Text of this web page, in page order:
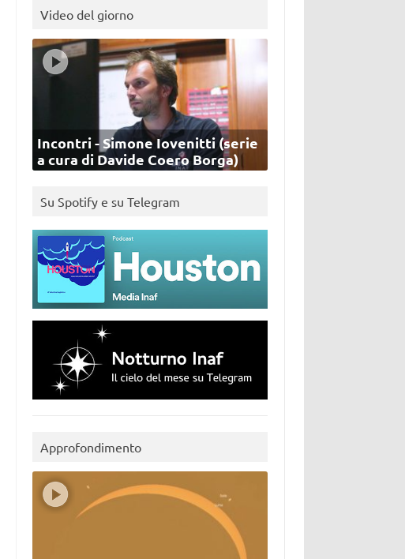
Video del giorno
Incontri - Simone Iovenitti (serie
a cura di Davide Coero Borga)
Su Spotify e su Telegram
Approfondimento